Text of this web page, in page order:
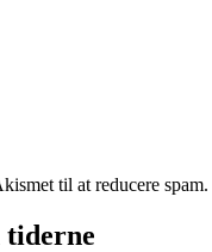
til at reducere spam.
tiderne